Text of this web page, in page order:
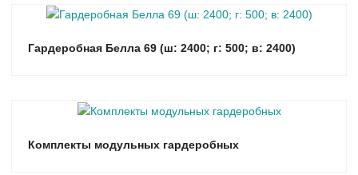
Гардеробная Белла 69 (ш: 2400; г: 500; в: 2400)
Комплекты модульных гардеробных